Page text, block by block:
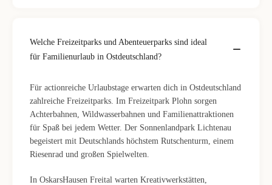
Welche Freizeitparks und Abenteuerparks sind ideal
für Familienurlaub in Ostdeutschland?
Für actionreiche Urlaubstage erwarten dich in Ostdeutschland
zahlreiche Freizeitparks. Im Freizeitpark Plohn sorgen
Achterbahnen, Wildwasserbahnen und Familienattraktionen
für Spaß bei jedem Wetter. Der Sonnenlandpark Lichtenau
begeistert mit Deutschlands höchstem Rutschenturm, einem
Riesenrad und großen Spielwelten.
In OskarsHausen Freital warten Kreativwerkstätten,